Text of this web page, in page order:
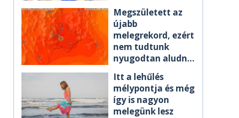
Megszületett az
újabb
melegrekord, ezért
nem tudtunk
nyugodtan aludni
Itt a lehűlés
mélypontja és még
így is nagyon
melegünk lesz